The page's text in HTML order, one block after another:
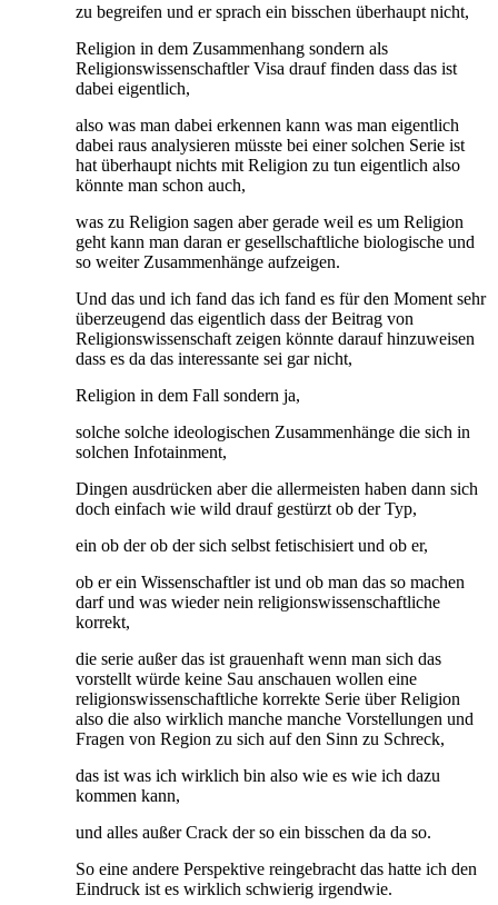
zu begreifen und er sprach ein bisschen überhaupt nicht,
Religion in dem Zusammenhang sondern als
Religionswissenschaftler Visa drauf finden dass das ist
dabei eigentlich,
also was man dabei erkennen kann was man eigentlich
dabei raus analysieren müsste bei einer solchen Serie ist
hat überhaupt nichts mit Religion zu tun eigentlich also
könnte man schon auch,
was zu Religion sagen aber gerade weil es um Religion
geht kann man daran er gesellschaftliche biologische und
so weiter Zusammenhänge aufzeigen.
Und das und ich fand das ich fand es für den Moment sehr
überzeugend das eigentlich dass der Beitrag von
Religionswissenschaft zeigen könnte darauf hinzuweisen
dass es da das interessante sei gar nicht,
Religion in dem Fall sondern ja,
solche solche ideologischen Zusammenhänge die sich in
solchen Infotainment,
Dingen ausdrücken aber die allermeisten haben dann sich
doch einfach wie wild drauf gestürzt ob der Typ,
ein ob der ob der sich selbst fetischisiert und ob er,
ob er ein Wissenschaftler ist und ob man das so machen
darf und was wieder nein religionswissenschaftliche
korrekt,
die serie außer das ist grauenhaft wenn man sich das
vorstellt würde keine Sau anschauen wollen eine
religionswissenschaftliche korrekte Serie über Religion
also die also wirklich manche manche Vorstellungen und
Fragen von Region zu sich auf den Sinn zu Schreck,
das ist was ich wirklich bin also wie es wie ich dazu
kommen kann,
und alles außer Crack der so ein bisschen da da so.
So eine andere Perspektive reingebracht das hatte ich den
Eindruck ist es wirklich schwierig irgendwie.